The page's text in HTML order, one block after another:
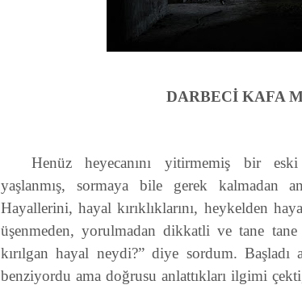
DARBECİ KAFA
Henüz heyecanını yitirmemiş bir
yaşlanmış, sormaya bile gerek kalmadan
Hayallerini, hayal kırıklıklarını, heykelden
üşenmeden, yorulmadan dikkatli ve tane tane
kırılgan hayal neydi?” diye sordum. Başladı
benziyordu ama doğrusu anlattıkları ilgimi